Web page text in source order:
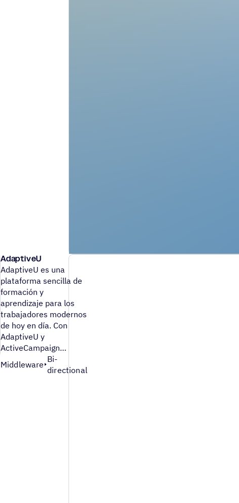
AdaptiveU
AdaptiveU es una
plataforma sencilla de
formación y
aprendizaje para los
trabajadores modernos
de hoy en día. Con
AdaptiveU y
ActiveCampaign…
Middleware
Bi-
directional